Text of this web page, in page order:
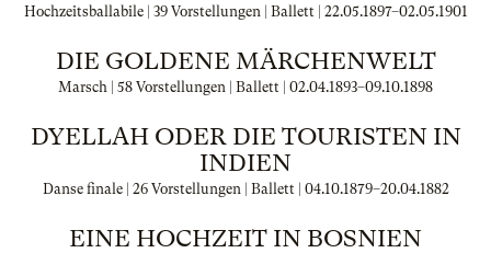
Hochzeitsballabile | 39 Vorstellungen | Ballett | 22.05.1897–02.05.1901
DIE GOLDENE MÄRCHENWELT
Marsch | 58 Vorstellungen | Ballett | 02.04.1893–09.10.1898
DYELLAH ODER DIE TOURISTEN IN
INDIEN
Danse finale | 26 Vorstellungen | Ballett | 04.10.1879–20.04.1882
EINE HOCHZEIT IN BOSNIEN